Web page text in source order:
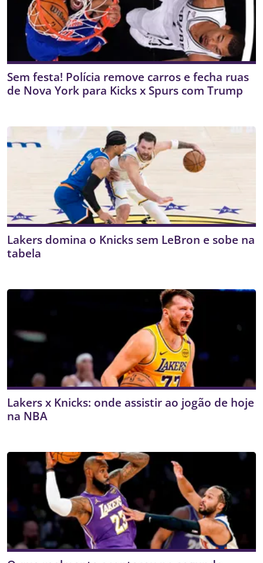
Sem festa! Polícia remove carros e fecha ruas
de Nova York para Kicks x Spurs com Trump
Lakers domina o Knicks sem LeBron e sobe na
tabela
Lakers x Knicks: onde assistir ao jogão de hoje
na NBA